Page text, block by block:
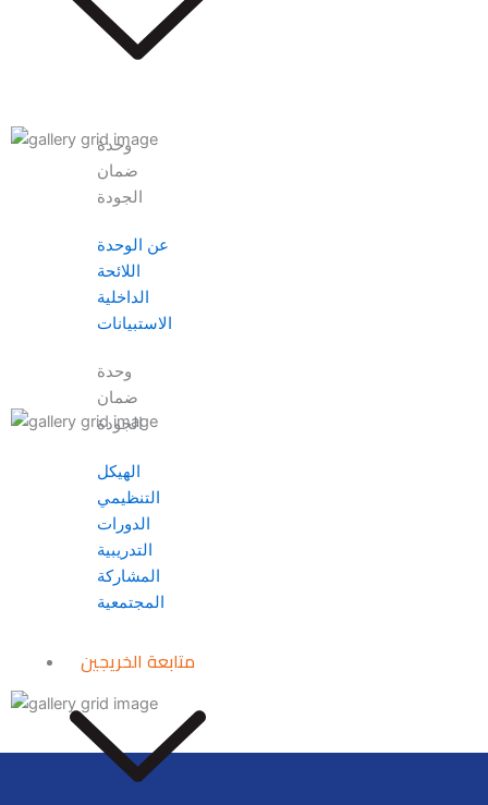
وحدة
ضمان
الجودة
عن الوحدة
اللائحة
الداخلية
الاستبيانات
وحدة
ضمان
الجودة
الهيكل
التنظيمي
الدورات
التدريبية
المشاركة
المجتمعية
متابعة الخريجين